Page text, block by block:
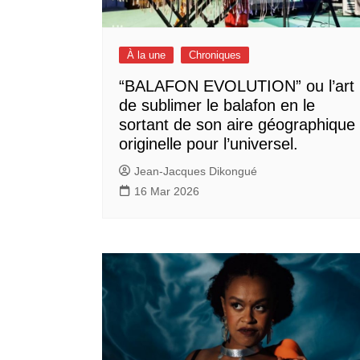
À la une Chroniques
“BALAFON EVOLUTION” ou l’art
de sublimer le balafon en le
sortant de son aire géographique
originelle pour l’universel.
Jean-Jacques Dikongué
16 Mar 2026